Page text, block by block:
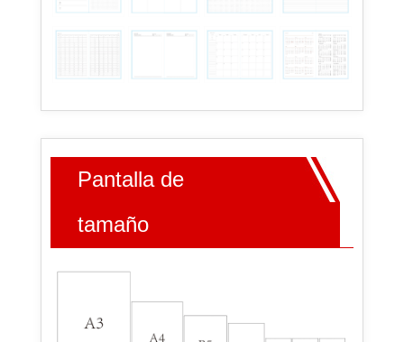
Pantalla de
tamaño